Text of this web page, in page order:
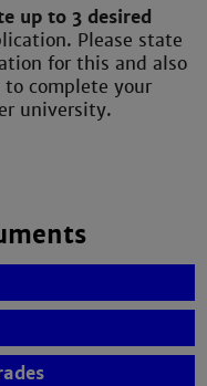
up to 3 desired
Please state
for this and also
complete your
university.